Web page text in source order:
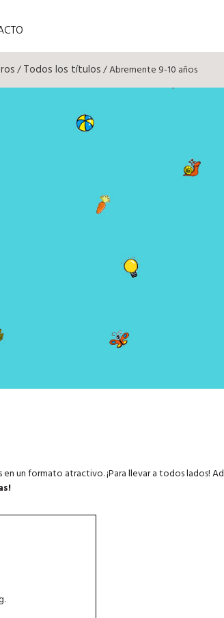
/Todos los títulos/ Abremente 9-10 años
un formato atractivo. ¡Para llevar a todos lados!